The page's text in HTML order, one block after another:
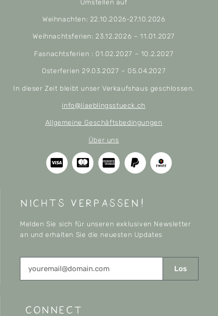
Umstellen auf
Weihnachten: 22.10.2026-27.10.2026
Weihnachtsferien: 23.12.2026 – 11.01.2027
Fasnachtsferien : 01.02.2027 – 10.2.2027
Osterferien 29.03.2027 – 05.04.2027
In dieser Zeit bleibt unser Verkaufshaus geschlossen.
info@liaeblingsstueck.ch
Allgemeine Geschäftsbedingungen
Über uns
nichts verpassen!
Melden Sie sich für unseren exklusiven Newsletter
an und erhalten Sie die neuesten Updates
Los
CONNECT